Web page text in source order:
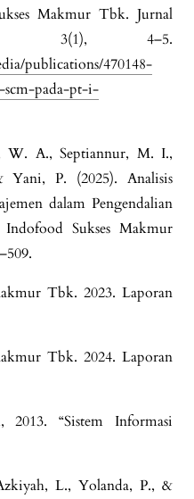
Makmur Tbk. Jurnal
3(1), 4–5.
publications/470148-
scm-pada-pt-i-
W. A., Septiannur, M. I.,
Yani, P. (2025). Analisis
dalam Pengendalian
Sukses Makmur
Tbk. 2023. Laporan
Tbk. 2024. Laporan
“Sistem Informasi
L., Yolanda, P., &